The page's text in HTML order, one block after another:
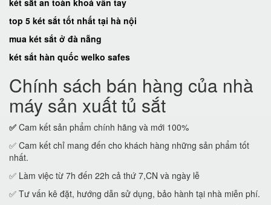
két sắt an toàn khoá vân tay
top 5 két sắt tốt nhất tại hà nội
mua két sắt ở đà nẵng
két sắt hàn quốc welko safes
Chính sách bán hàng của nhà
máy sản xuất tủ sắt
✅ Cam kết sản phẩm chính hãng và mới 100%
✅ Cam kết chỉ mang đến cho khách hàng những sản phẩm tốt
nhất.
✅ Làm việc từ 7h đến 22h cả thứ 7,CN và ngày lễ
✅ Tư vấn kê đặt, hướng dẫn sử dụng, bảo hành tại nhà miễn phí.